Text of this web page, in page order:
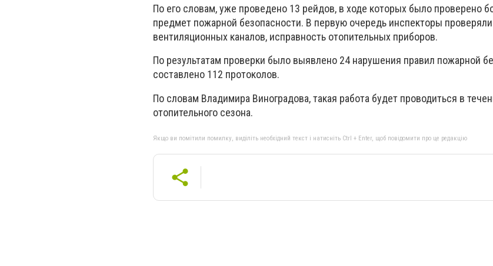
По его словам, уже проведено 13 рейдов, в ходе которых было проверено
предмет пожарной безопасности. В первую очередь инспекторы
вентиляционных каналов, исправность отопительных приборов.
По результатам проверки было выявлено 24 нарушения правил пожарной
составлено 112 протоколов.
По словам Владимира Виноградова, такая работа будет проводиться в
отопительного сезона.
Якщо ви помітили помилку, виділіть необхідний текст і натисніть Ctrl + Enter, щоб повідомити про це редакцію